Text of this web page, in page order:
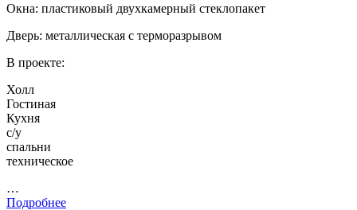
Окна: пластиковый двухкамерный стеклопакет
Дверь: металлическая с терморазрывом
В проекте:
Холл
Гостиная
Кухня
с/у
спальни
техническое
…
Подробнее